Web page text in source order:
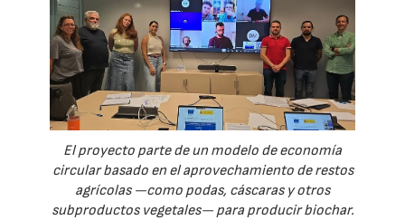
El proyecto parte de un modelo de economía
circular basado en el aprovechamiento de restos
agrícolas —como podas, cáscaras y otros
subproductos vegetales— para producir biochar.